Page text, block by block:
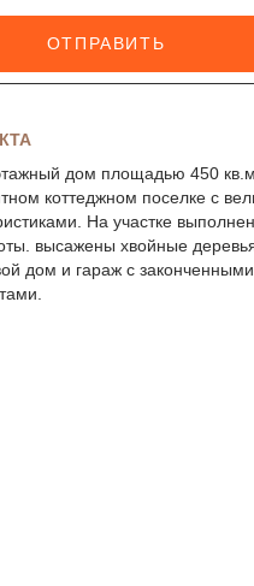
дом площадью 450
коттеджном поселке с
На участке
высажены хвойные
дом и гараж с законченными
ОТПРАВИТЬ